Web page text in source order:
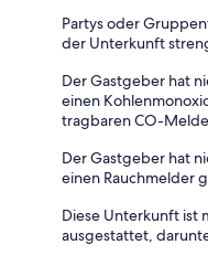
Partys oder
der Unterkunft
Der Gastgeber hat
einen
tragbaren CO-
Der Gastgeber hat
einen Rauchmelder
Diese Unterkunft ist
ausgestattet,